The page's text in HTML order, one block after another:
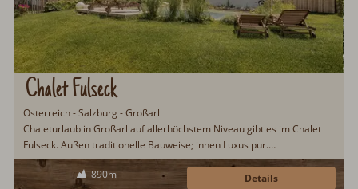
Chalet Fulseck
Österreich - Salzburg - Großarl
Chaleturlaub in Großarl auf allerhöchstem Niveau gibt es im Chalet
Fulseck. Außen traditionelle Bauweise; innen Luxus pur.
Frühstücksservice, Naturbadeteich, offener Kamin, Wellnessbereich
mit Sauna & Regendusche gehören u.a. zu den Leistungen im Chalet
890m Details